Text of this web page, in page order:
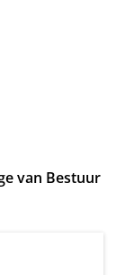
van Bestuur